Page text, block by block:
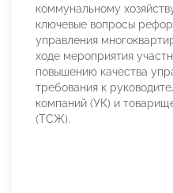
коммунальному
ключевые вопросы
управления
ходе мероприятия
повышению качества
требования к
компаний (УК) и
(ТСЖ).